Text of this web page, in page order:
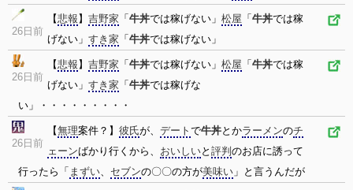
26日前
【悲報 】 吉野家 「 牛丼では稼げない」 松屋 「 牛丼では稼
げない」 すき家 「 牛丼では稼げない」
26日前
【悲報 】 吉野家 「 牛丼では稼げない」 松屋 「 牛丼では稼
げない」 すき家 「 牛丼では稼げな
い」・・・・・・・・・
26日前
【無理案件？】 彼氏が、 デート で牛丼とかラーメンのチ
ェーンばかり行くから、 おいしいと 評判 のお店に誘って
行ったら「 まずい、 セブンの〇〇の方が美味い 」と言うんだが